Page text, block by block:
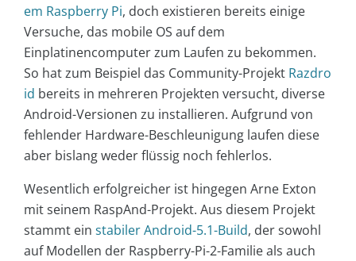
em Raspberry Pi, doch existieren bereits einige
Versuche, das mobile OS auf dem
Einplatinencomputer zum Laufen zu bekommen.
So hat zum Beispiel das Community-Projekt Razdro
id bereits in mehreren Projekten versucht, diverse
Android-Versionen zu installieren. Aufgrund von
fehlender Hardware-Beschleunigung laufen diese
aber bislang weder flüssig noch fehlerlos.
Wesentlich erfolgreicher ist hingegen Arne Exton
mit seinem RaspAnd-Projekt. Aus diesem Projekt
stammt ein stabiler Android-5.1-Build, der sowohl
auf Modellen der Raspberry-Pi-2-Familie als auch